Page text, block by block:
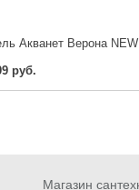
руб.
Магазин